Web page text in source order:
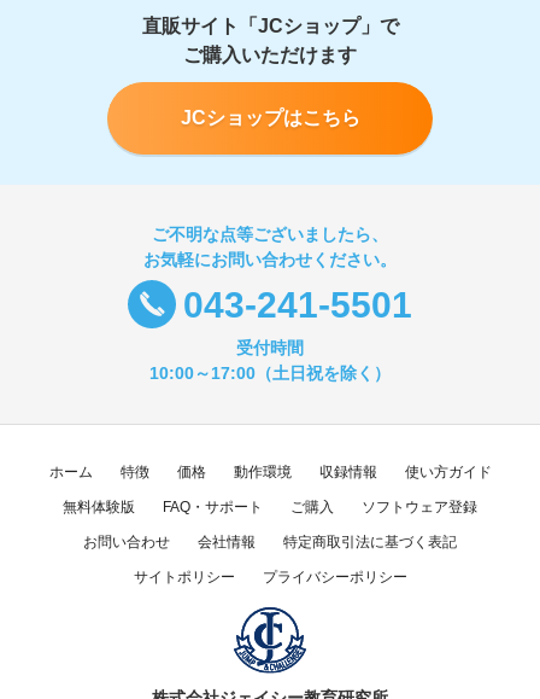
直販サイト「JCショップ」で
ご購入いただけます
JCショップはこちら
ご不明な点等ございましたら、
お気軽にお問い合わせください。
043-241-5501
受付時間
10:00～17:00（土日祝を除く）
ホーム 特徴 価格 動作環境 収録情報 使い方ガイド
無料体験版 FAQ・サポート ご購入 ソフトウェア登録
お問い合わせ 会社情報 特定商取引法に基づく表記
サイトポリシー プライバシーポリシー